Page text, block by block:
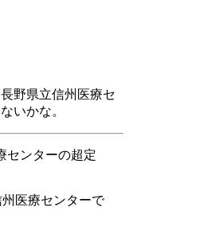
野県立信州医療セ
いかな。
センターの超定
医療センターで